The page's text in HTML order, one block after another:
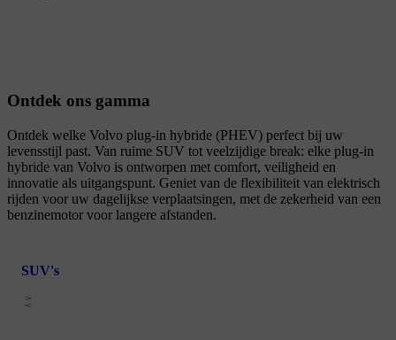
Ontdek ons gamma
Ontdek welke Volvo plug-in hybride (PHEV) perfect bij uw
levensstijl past. Van ruime SUV tot veelzijdige break: elke plug-in
hybride van Volvo is ontworpen met comfort, veiligheid en
innovatie als uitgangspunt. Geniet van de flexibiliteit van elektrisch
rijden voor uw dagelijkse verplaatsingen, met de zekerheid van een
benzinemotor voor langere afstanden.
SUV's